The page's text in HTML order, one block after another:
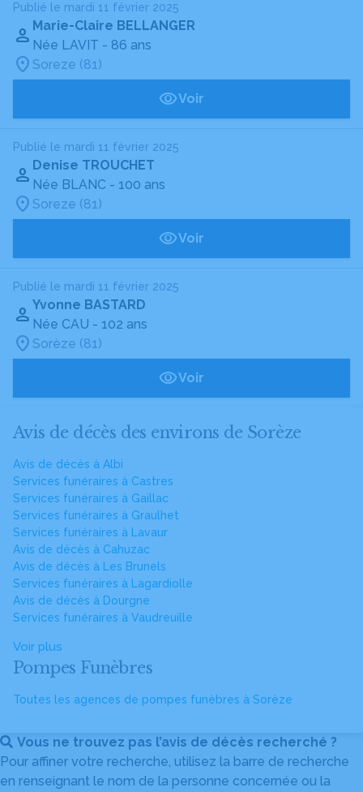
Publié le mardi 11 février 2025
Marie-Claire BELLANGER
Née LAVIT - 86 ans
Soreze (81)
Voir
Publié le mardi 11 février 2025
Denise TROUCHET
Née BLANC - 100 ans
Soreze (81)
Voir
Publié le mardi 11 février 2025
Yvonne BASTARD
Née CAU - 102 ans
Sorèze (81)
Voir
Avis de décès des environs de Sorèze
Avis de décès à Albi
Services funéraires à Castres
Services funéraires à Gaillac
Services funéraires à Graulhet
Services funéraires à Lavaur
Avis de décès à Cahuzac
Avis de décès à Les Brunels
Services funéraires à Lagardiolle
Avis de décès à Dourgne
Services funéraires à Vaudreuille
Voir plus
Pompes Funèbres
Toutes les agences de pompes funèbres à Sorèze
Vous ne trouvez pas l’avis de décès recherché ?
Pour affiner votre recherche, utilisez la barre de recherche
en renseignant le nom de la personne concernée ou la